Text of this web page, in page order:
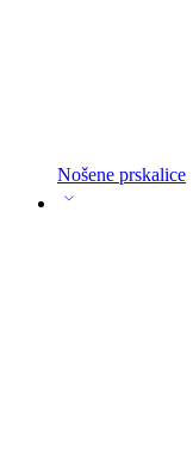
Nošene prskalice